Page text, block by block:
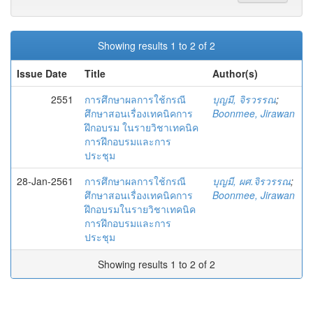
Showing results 1 to 2 of 2
Issue Date
Title
Author(s)
2551
การศึกษาผลการใช้กรณี
ศึกษาสอนเรื่องเทคนิคการ
ฝึกอบรม ในรายวิชาเทคนิค
การฝึกอบรมและการ
ประชุม
บุญมี, จิรวรรณ;
Boonmee, Jirawan
28-Jan-2561
การศึกษาผลการใช้กรณี
ศึกษาสอนเรื่องเทคนิคการ
ฝึกอบรมในรายวิชาเทคนิค
การฝึกอบรมและการ
ประชุม
บุญมี, ผศ.จิรวรรณ;
Boonmee, Jirawan
Showing results 1 to 2 of 2